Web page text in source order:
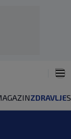
ZDRAVLJE